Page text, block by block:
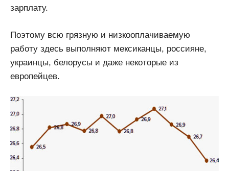
зарплату.
Поэтому всю грязную и низкооплачиваемую
работу здесь выполняют мексиканцы, россияне,
украинцы, белорусы и даже некоторые из
европейцев.